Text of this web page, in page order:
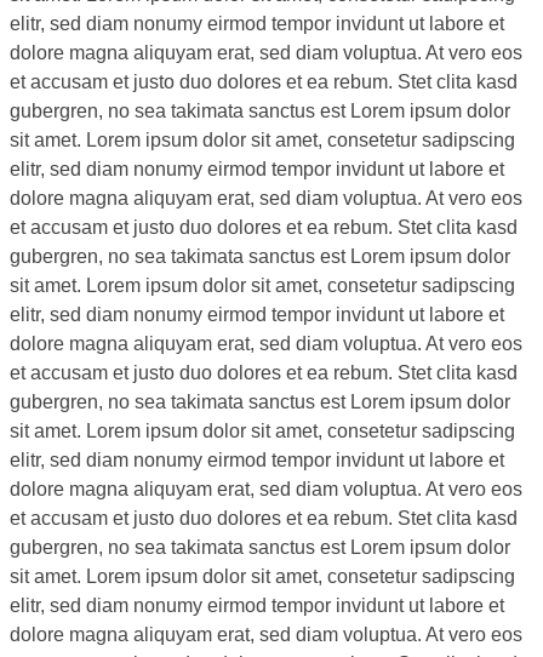
elitr, sed diam nonumy eirmod tempor invidunt ut labore et
dolore magna aliquyam erat, sed diam voluptua. At vero eos
et accusam et justo duo dolores et ea rebum. Stet clita kasd
gubergren, no sea takimata sanctus est Lorem ipsum dolor
sit amet. Lorem ipsum dolor sit amet, consetetur sadipscing
elitr, sed diam nonumy eirmod tempor invidunt ut labore et
dolore magna aliquyam erat, sed diam voluptua. At vero eos
et accusam et justo duo dolores et ea rebum. Stet clita kasd
gubergren, no sea takimata sanctus est Lorem ipsum dolor
sit amet. Lorem ipsum dolor sit amet, consetetur sadipscing
elitr, sed diam nonumy eirmod tempor invidunt ut labore et
dolore magna aliquyam erat, sed diam voluptua. At vero eos
et accusam et justo duo dolores et ea rebum. Stet clita kasd
gubergren, no sea takimata sanctus est Lorem ipsum dolor
sit amet. Lorem ipsum dolor sit amet, consetetur sadipscing
elitr, sed diam nonumy eirmod tempor invidunt ut labore et
dolore magna aliquyam erat, sed diam voluptua. At vero eos
et accusam et justo duo dolores et ea rebum. Stet clita kasd
gubergren, no sea takimata sanctus est Lorem ipsum dolor
sit amet. Lorem ipsum dolor sit amet, consetetur sadipscing
elitr, sed diam nonumy eirmod tempor invidunt ut labore et
dolore magna aliquyam erat, sed diam voluptua. At vero eos